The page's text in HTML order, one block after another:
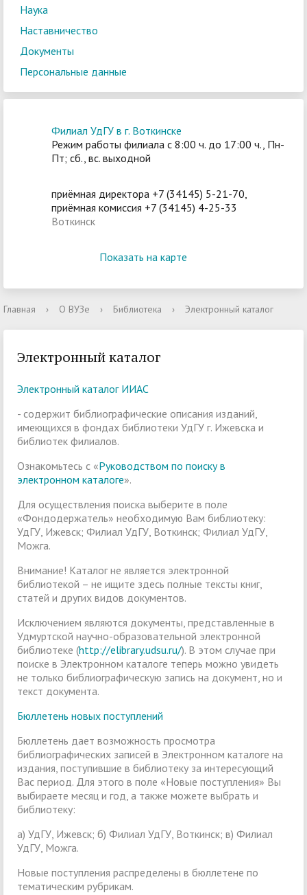
Наука
Наставничество
Документы
Персональные данные
Филиал УдГУ в г. Воткинске
Режим работы филиала с 8:00 ч. до 17:00 ч., Пн-
Пт; сб., вс. выходной
приёмная директора +7 (34145) 5-21-70,
приёмная комиссия +7 (34145) 4-25-33
Воткинск
Показать на карте
Главная › О ВУЗе › Библиотека › Электронный каталог
Электронный каталог
Электронный каталог ИИАС
- содержит библиографические описания изданий,
имеющихся в фондах библиотеки УдГУ г. Ижевска и
библиотек филиалов.
Ознакомьтесь с «Руководством по поиску в
электронном каталоге».
Для осуществления поиска выберите в поле
«Фондодержатель» необходимую Вам библиотеку:
УдГУ, Ижевск; Филиал УдГУ, Воткинск; Филиал УдГУ,
Можга.
Внимание! Каталог не является электронной
библиотекой – не ищите здесь полные тексты книг,
статей и других видов документов.
Исключением являются документы, представленные в
Удмуртской научно-образовательной электронной
библиотеке (http://elibrary.udsu.ru/). В этом случае при
поиске в Электронном каталоге теперь можно увидеть
не только библиографическую запись на документ, но и
текст документа.
Бюллетень новых поступлений
Бюллетень дает возможность просмотра
библиографических записей в Электронном каталоге на
издания, поступившие в библиотеку за интересующий
Вас период. Для этого в поле «Новые поступления» Вы
выбираете месяц и год, а также можете выбрать и
библиотеку:
а) УдГУ, Ижевск; б) Филиал УдГУ, Воткинск; в) Филиал
УдГУ, Можга.
Новые поступления распределены в бюллетене по
тематическим рубрикам.